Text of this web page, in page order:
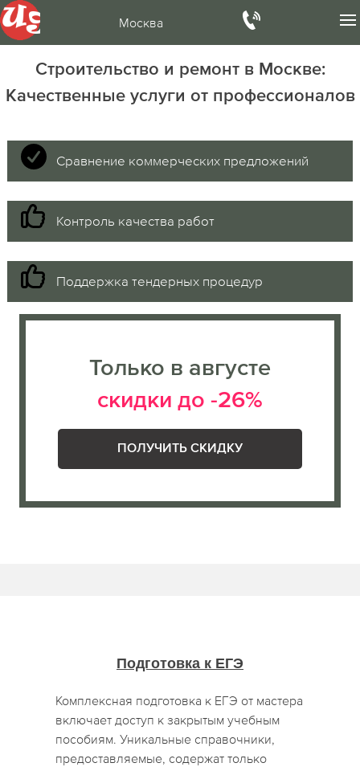
Москва
Строительство и ремонт в Москве:
Качественные услуги от профессионалов
Сравнение коммерческих предложений
Контроль качества работ
Поддержка тендерных процедур
Только в августе
скидки до -26%
ПОЛУЧИТЬ СКИДКУ
Подготовка к ЕГЭ
Комплексная подготовка к ЕГЭ от мастера
включает доступ к закрытым учебным
пособиям. Уникальные справочники,
предоставляемые, содержат только